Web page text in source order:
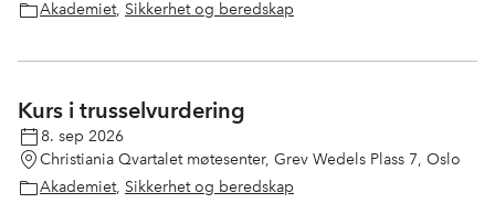
Akademiet, Sikkerhet og beredskap
Kurs i trusselvurdering
8. sep 2026
Christiania Qvartalet møtesenter, Grev Wedels Plass 7, Oslo
Akademiet, Sikkerhet og beredskap